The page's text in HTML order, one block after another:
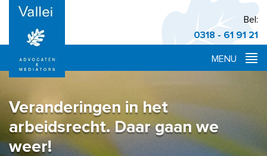
Bel:
0318 - 61 91 21
Veranderingen in het
arbeidsrecht. Daar gaan we
weer!